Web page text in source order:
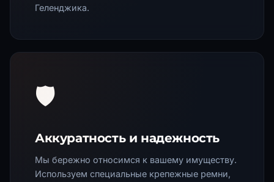
Геленджика.
🛡️
Аккуратность и надежность
Мы бережно относимся к вашему имуществу.
Используем специальные крепежные ремни,